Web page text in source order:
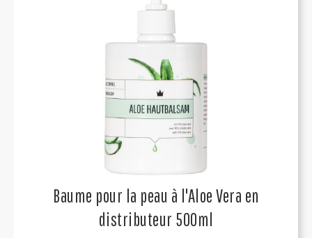
Baume pour la peau à l'Aloe Vera en
distributeur 500ml